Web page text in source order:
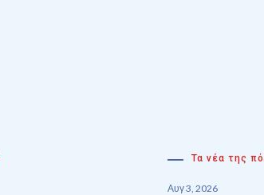
Τα νέα της
Αυγ 3, 2026